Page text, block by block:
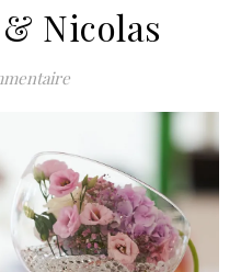
Nicolas